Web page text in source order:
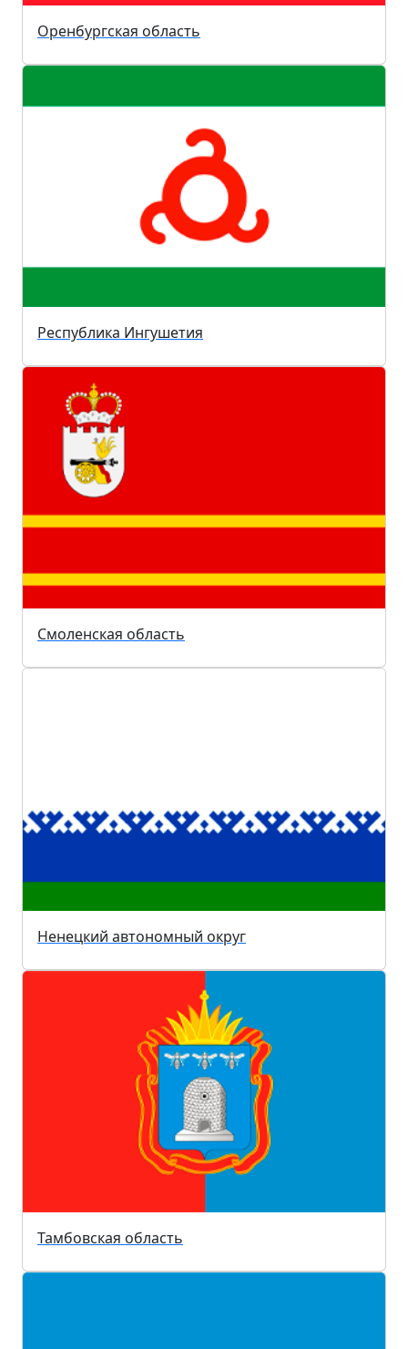
Оренбургская область
Республика Ингушетия
Смоленская область
Ненецкий автономный округ
Тамбовская область